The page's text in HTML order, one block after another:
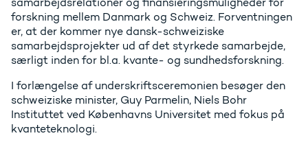
samarbejdsrelationer og finansieringsmuligheder for
forskning mellem Danmark og Schweiz. Forventningen
er, at der kommer nye dansk-schweiziske
samarbejdsprojekter ud af det styrkede samarbejde,
særligt inden for bl.a. kvante- og sundhedsforskning.
I forlængelse af underskriftsceremonien besøger den
schweiziske minister, Guy Parmelin, Niels Bohr
Instituttet ved Københavns Universitet med fokus på
kvanteteknologi.